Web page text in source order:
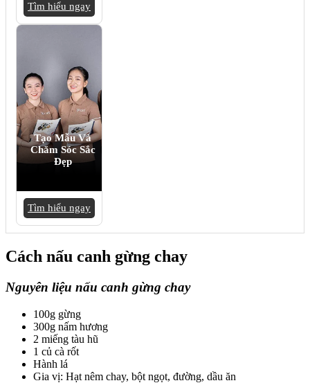
Tìm hiểu ngay
Tạo Mẫu Và
Chăm Sóc Sắc
Đẹp
Tìm hiểu ngay
Cách nấu canh gừng chay
Nguyên liệu nấu canh gừng chay
100g gừng
300g nấm hương
2 miếng tàu hũ
1 củ cà rốt
Hành lá
Gia vị: Hạt nêm chay, bột ngọt, đường, dầu ăn